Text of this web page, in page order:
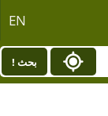
EN
بحث !